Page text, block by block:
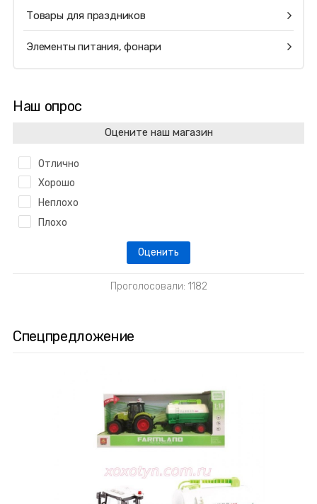
Товары для праздников
Элементы питания, фонари
Наш опрос
Оцените наш магазин
Отлично
Хорошо
Неплохо
Плохо
Проголосовали: 1182
Спецпредложение